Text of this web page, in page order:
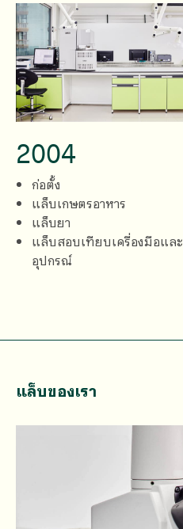
2004
ก่อตั้ง
แล็บเกษตรอาหาร
แล็บยา
แล็บสอบเทียบเครื่องมือและ
อุปกรณ์
แล็บของเรา